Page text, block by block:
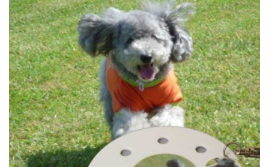
events
2026.7.8
上尾シティハーフマラソン2026 記念T...
events
2026.6.23
BIB-IT.招待選手大募集！！2026...
events
2026.3.26
BIB-IT.のZERO WASTE...
events
2026.2.2
仙台国際ハーフマラソン2026 大会オリ...
events
2025.10.1
第46回 丹波篠山ABCマラソン...